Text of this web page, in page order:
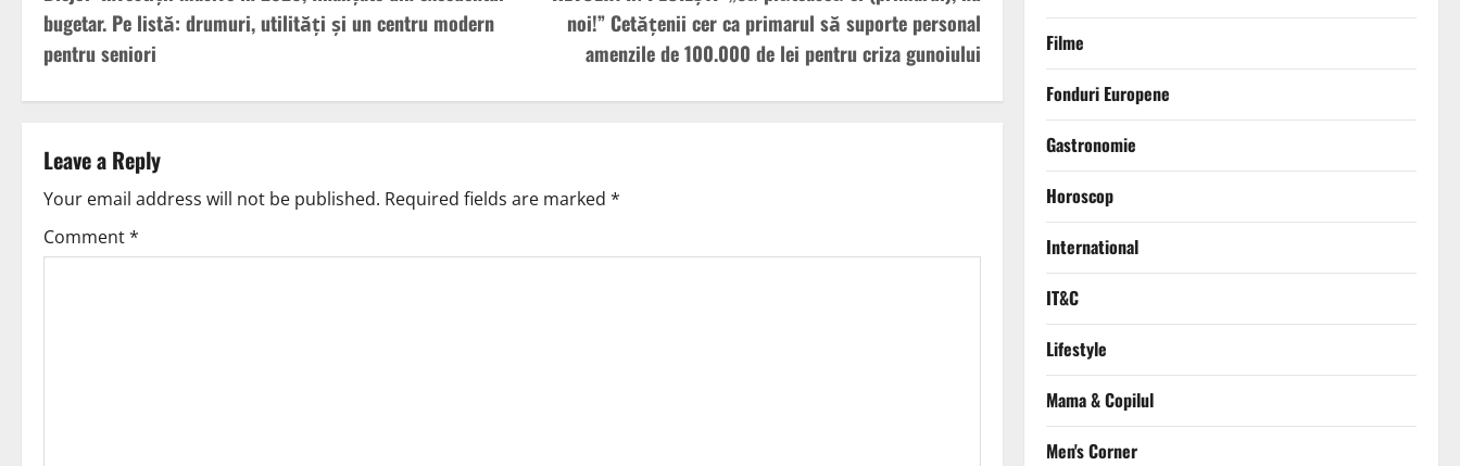
bugetar. Pe listă: drumuri, utilități și un centru modern
pentru seniori
noi!” Cetățenii cer ca primarul să suporte personal
amenzile de 100.000 de lei pentru criza gunoiului
Leave a Reply
Your email address will not be published. Required fields are marked *
Comment*
Filme
Fonduri Europene
Gastronomie
Horoscop
International
IT&C
Lifestyle
Mama & Copilul
Men's Corner